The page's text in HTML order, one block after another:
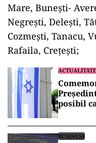
Mare, Bunești-
Negrești, Delești,
Cozmești, Tanacu,
Rafaila, Crețești;
ACTUALITATE
posibil
BUSINESS